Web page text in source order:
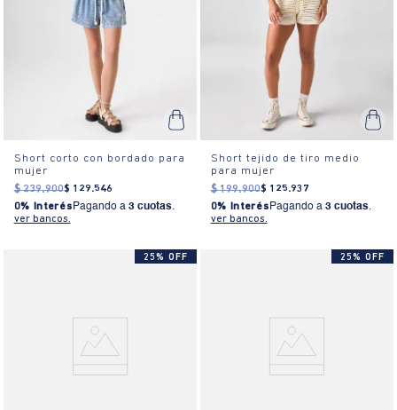
Short corto con bordado para
mujer
$ 239.900$ 129.546
0% Interés Pagando a 3 cuotas.
ver bancos.
Short tejido de tiro medio
para mujer
$ 199.900$ 125.937
0% Interés Pagando a 3 cuotas.
ver bancos.
25% OFF 25% OFF